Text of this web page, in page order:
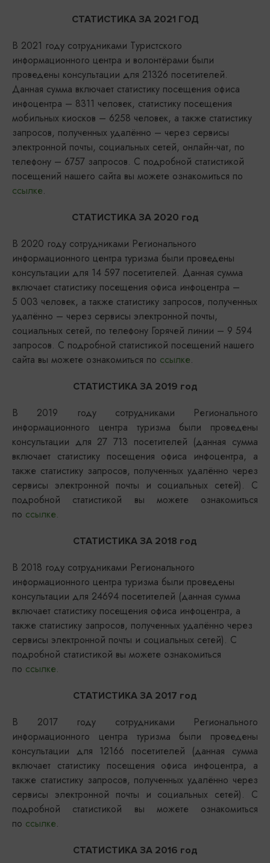
СТАТИСТИКА ЗА 2021 ГОД
В 2021 году сотрудниками Туристского
информационного центра и волонтёрами были
проведены консультации для 21326 посетителей.
Данная сумма включает статистику посещения офиса
инфоцентра – 8311 человек, статистику посещения
мобильных киосков – 6258 человек, а также статистику
запросов, полученных удалённо – через сервисы
электронной почты, социальных сетей, онлайн-чат, по
телефону – 6757 запросов. С подробной статистикой
посещений нашего сайта вы можете ознакомиться по
ссылке.
СТАТИСТИКА ЗА 2020 год
В 2020 году сотрудниками Регионального
информационного центра туризма были проведены
консультации для 14 597 посетителей. Данная сумма
включает статистику посещения офиса инфоцентра –
5 003 человек, а также статистику запросов, полученных
удалённо – через сервисы электронной почты,
социальных сетей, по телефону Горячей линии – 9 594
запросов. С подробной статистикой посещений нашего
сайта вы можете ознакомиться по ссылке.
СТАТИСТИКА ЗА 2019 год
В 2019 году сотрудниками Регионального
информационного центра туризма были проведены
консультации для 27 713 посетителей (данная сумма
включает статистику посещения офиса инфоцентра, а
также статистику запросов, полученных удалённо через
сервисы электронной почты и социальных сетей). С
подробной статистикой вы можете ознакомиться
по ссылке.
СТАТИСТИКА ЗА 2018 год
В 2018 году сотрудниками Регионального
информационного центра туризма были проведены
консультации для 24694 посетителей (данная сумма
включает статистику посещения офиса инфоцентра, а
также статистику запросов, полученных удалённо через
сервисы электронной почты и социальных сетей). С
подробной статистикой вы можете ознакомиться
по ссылке.
СТАТИСТИКА ЗА 2017 год
В 2017 году сотрудниками Регионального
информационного центра туризма были проведены
консультации для 12166 посетителей (данная сумма
включает статистику посещения офиса инфоцентра, а
также статистику запросов, полученных удалённо через
сервисы электронной почты и социальных сетей). С
подробной статистикой вы можете ознакомиться
по ссылке.
СТАТИСТИКА ЗА 2016 год